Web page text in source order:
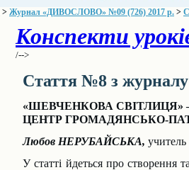
> Журнал «ДИВОСЛОВО» №09 (726) 2017 р. >
Конспекти
/-->
Стаття №8 з
«ШЕВЧЕНКОВА СВІТЛИЦЯ»
ЦЕНТР ГРОМАДЯНСЬКО-
Любов НЕРУБАЙСЬКА, учитель
У статті йдеться про створення